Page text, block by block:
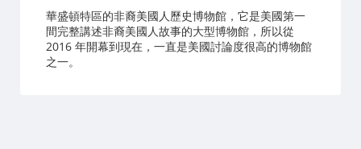
華盛頓特區的非裔美國人歷史博物館，它是美國第一
間完整講述非裔美國人故事的大型博物館，所以從
2016 年開幕到現在，一直是美國討論度很高的博物館
之一。